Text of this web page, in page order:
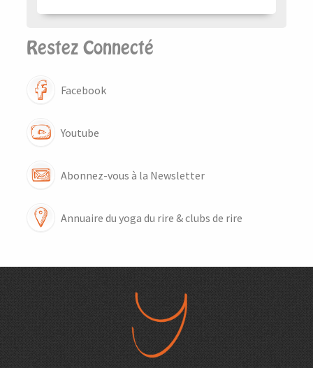
Restez Connecté
Facebook
Youtube
Abonnez-vous à la Newsletter
Annuaire du yoga du rire & clubs de rire